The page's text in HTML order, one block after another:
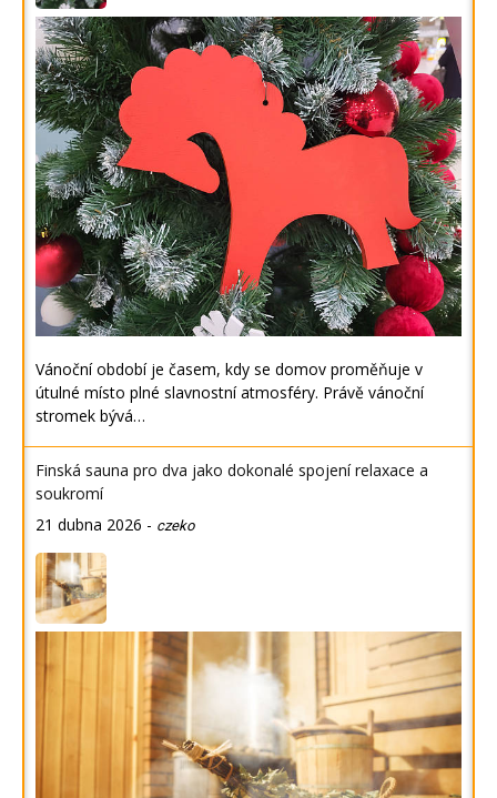
Vánoční období je časem, kdy se domov proměňuje v
útulné místo plné slavnostní atmosféry. Právě vánoční
stromek bývá…
Finská sauna pro dva jako dokonalé spojení relaxace a
soukromí
21 dubna 2026 - czeko